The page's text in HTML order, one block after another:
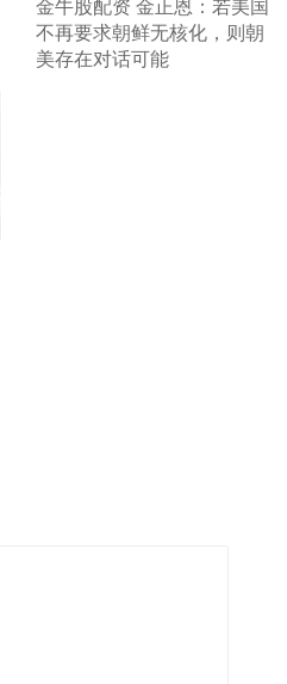
不再要求朝鲜无核化，则朝
美存在对话可能